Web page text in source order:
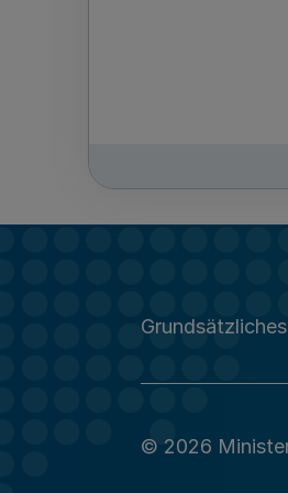
Grundsätzliches
© 2026